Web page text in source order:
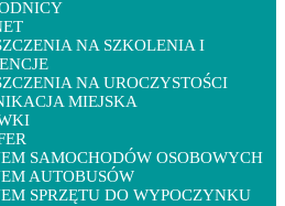
NA SZKOLENIA I
NA UROCZYSTOŚCI
MIEJSKA
SAMOCHODÓW OSOBOWYCH
AUTOBUSÓW
SPRZĘTU DO WYPOCZYNKU